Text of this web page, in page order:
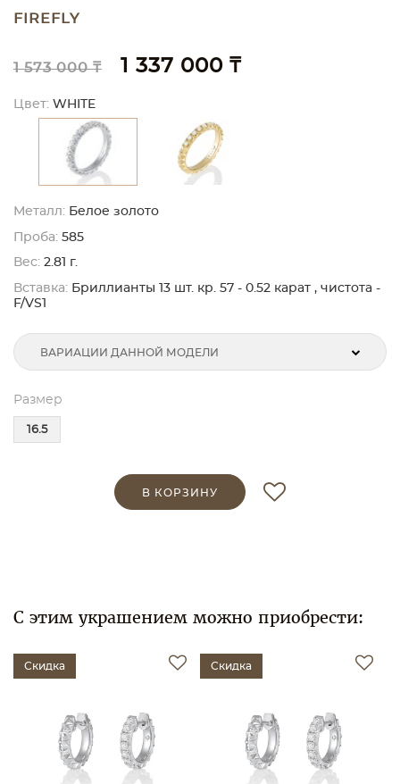
FIREFLY
1 573 000 ₸ 1 337 000 ₸
Цвет: WHITE
Металл: Белое золото
Проба: 585
Вес: 2.81 г.
Вставка: Бриллианты 13 шт. кр. 57 - 0.52 карат , чистота -
F/VS1
ВАРИАЦИИ ДАННОЙ МОДЕЛИ
Размер
16.5
В КОРЗИНУ
С этим украшением можно приобрести:
Скидка Скидка